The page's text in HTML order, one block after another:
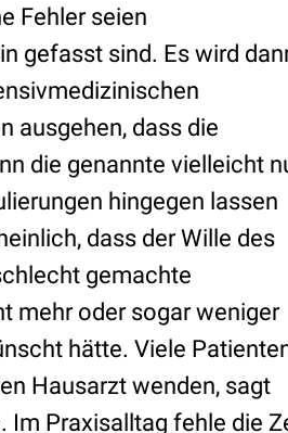
Fehler seien
gefasst sind. Es wird
ausgehen, dass die
die genannte vielleicht
hingegen lassen
dass der Wille des
gemachte
mehr oder sogar weniger
hätte. Viele
Hausarzt wenden, sagt
Im Praxisalltag fehle die